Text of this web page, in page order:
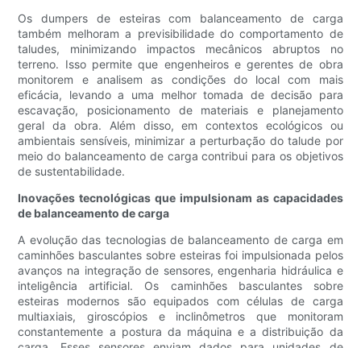
Os dumpers de esteiras com balanceamento de carga
também melhoram a previsibilidade do comportamento de
taludes, minimizando impactos mecânicos abruptos no
terreno. Isso permite que engenheiros e gerentes de obra
monitorem e analisem as condições do local com mais
eficácia, levando a uma melhor tomada de decisão para
escavação, posicionamento de materiais e planejamento
geral da obra. Além disso, em contextos ecológicos ou
ambientais sensíveis, minimizar a perturbação do talude por
meio do balanceamento de carga contribui para os objetivos
de sustentabilidade.
Inovações tecnológicas que impulsionam as capacidades
de balanceamento de carga
A evolução das tecnologias de balanceamento de carga em
caminhões basculantes sobre esteiras foi impulsionada pelos
avanços na integração de sensores, engenharia hidráulica e
inteligência artificial. Os caminhões basculantes sobre
esteiras modernos são equipados com células de carga
multiaxiais, giroscópios e inclinômetros que monitoram
constantemente a postura da máquina e a distribuição da